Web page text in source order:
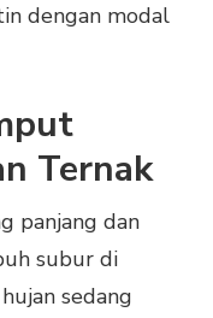
dengan modal
Ternak
panjang dan
subur di
sedang